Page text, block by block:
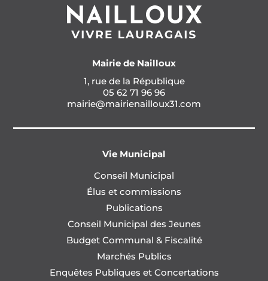
Mairie de Nailloux
1, rue de la République
05 62 71 96 96
mairie@mairienailloux31.com
Vie Municipal
Conseil Municipal
Élus et commissions
Publications
Conseil Municipal des Jeunes
Budget Communal & Fiscalité
Marchés Publics
Enquêtes Publiques et Concertations